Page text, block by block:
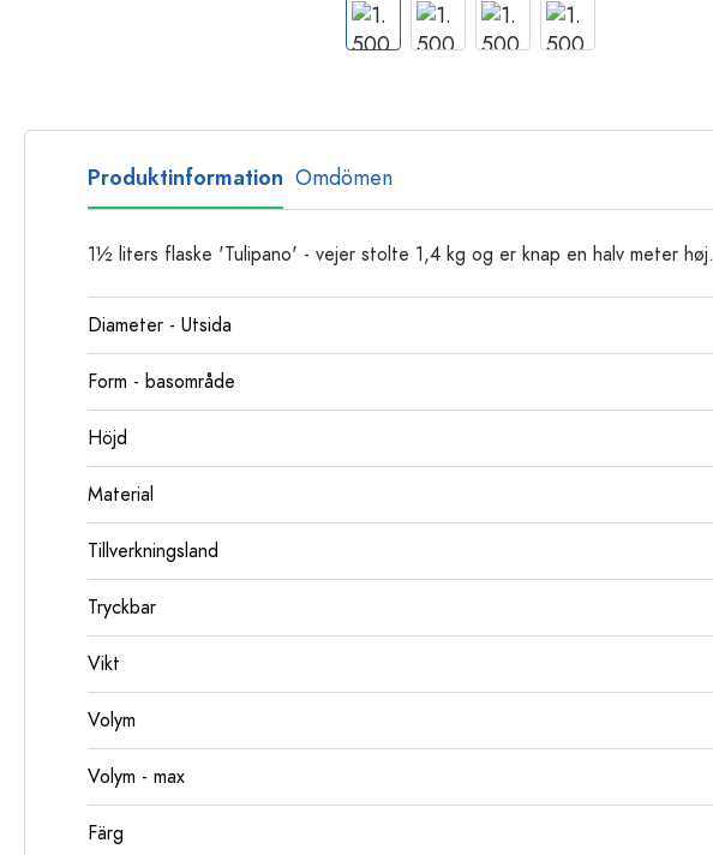
Glasflaskor
Plastflaskor
Produktinformation Omdömen
1½ liters flaske 'Tulipano' - vejer stolte 1,4 kg og er knap en halv meter høj.
Diameter - Utsida
Form - basområde
Höjd
Material
Tillverkningsland
Tryckbar
Vikt
Volym
Volym - max
Färg